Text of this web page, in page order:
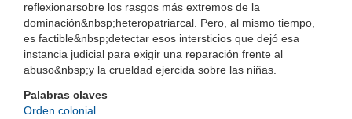
reflexionarsobre los rasgos más extremos de la
dominación&nbsp;heteropatriarcal. Pero, al mismo tiempo,
es factible&nbsp;detectar esos intersticios que dejó esa
instancia judicial para exigir una reparación frente al
abuso&nbsp;y la crueldad ejercida sobre las niñas.
Palabras claves
Orden colonial